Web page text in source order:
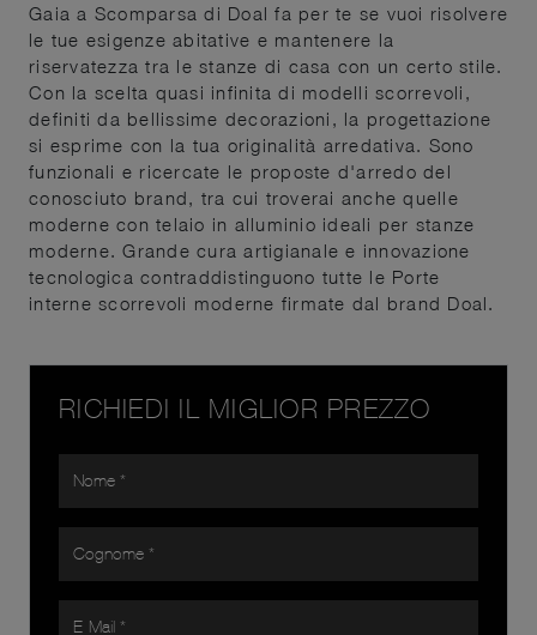
Gaia a Scomparsa di Doal fa per te se vuoi risolvere
le tue esigenze abitative e mantenere la
riservatezza tra le stanze di casa con un certo stile.
Con la scelta quasi infinita di modelli scorrevoli,
definiti da bellissime decorazioni, la progettazione
si esprime con la tua originalità arredativa. Sono
funzionali e ricercate le proposte d'arredo del
conosciuto brand, tra cui troverai anche quelle
moderne con telaio in alluminio ideali per stanze
moderne. Grande cura artigianale e innovazione
tecnologica contraddistinguono tutte le Porte
interne scorrevoli moderne firmate dal brand Doal.
RICHIEDI IL MIGLIOR PREZZO